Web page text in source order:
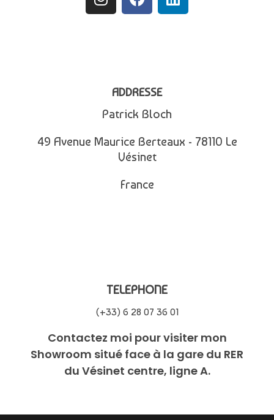
ADDRESSE
Patrick Bloch
49 Avenue Maurice Berteaux - 78110 Le
Vésinet
France
TELEPHONE
(+33) 6 28 07 36 01
Contactez moi pour visiter mon
Showroom situé face à la gare du RER
du Vésinet centre, ligne A.